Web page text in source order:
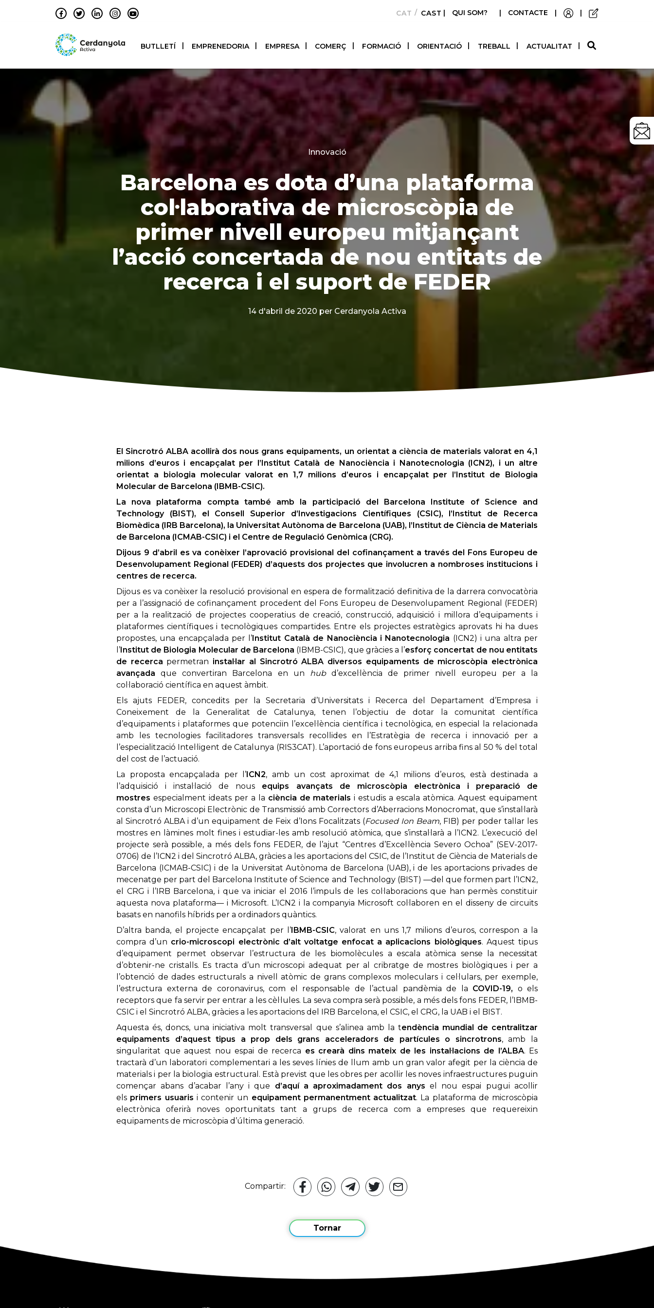
CATALÀCASTELLANO
| QUI SOM? | CONTACTE | |
BUTLLETÍ EMPRENEDORIA EMPRESA COMERÇ FORMACIÓ ORIENTACIÓ TREBALL ACTUALITAT
Categories
Innovació
Barcelona es dota d’una plataforma
col·laborativa de microscòpia de
primer nivell europeu mitjançant
l’acció concertada de nou entitats de
recerca i el suport de FEDER
14 d'abril de 2020 per Cerdanyola Activa
El Sincrotró ALBA acollirà dos nous grans equipaments, un orientat a ciència de materials valorat en 4,1
milions d’euros i encapçalat per l’Institut Català de Nanociència i Nanotecnologia (ICN2), i un altre
orientat a biologia molecular valorat en 1,7 milions d’euros i encapçalat per l’Institut de Biologia
Molecular de Barcelona (IBMB-CSIC).
La nova plataforma compta també amb la participació del Barcelona Institute of Science and
Technology (BIST), el Consell Superior d’Investigacions Científiques (CSIC), l’Institut de Recerca
Biomèdica (IRB Barcelona), la Universitat Autònoma de Barcelona (UAB), l’Institut de Ciència de Materials
de Barcelona (ICMAB-CSIC) i el Centre de Regulació Genòmica (CRG).
Dijous 9 d’abril es va conèixer l’aprovació provisional del cofinançament a través del Fons Europeu de
Desenvolupament Regional (FEDER) d’aquests dos projectes que involucren a nombroses institucions i
centres de recerca.
Dijous es va conèixer la resolució provisional en espera de formalització definitiva de la darrera convocatòria
per a l’assignació de cofinançament procedent del Fons Europeu de Desenvolupament Regional (FEDER)
per a la realització de projectes cooperatius de creació, construcció, adquisició i millora d’equipaments i
plataformes científiques i tecnològiques compartides. Entre els projectes estratègics aprovats hi ha dues
propostes, una encapçalada per l’Institut Català de Nanociència i Nanotecnologia (ICN2) i una altra per
l’Institut de Biologia Molecular de Barcelona (IBMB-CSIC), que gràcies a l’esforç concertat de nou entitats
de recerca permetran instal·lar al Sincrotró ALBA diversos equipaments de microscòpia electrònica
avançada que convertiran Barcelona en un hubd’excel·lència de primer nivell europeu per a la
col·laboració científica en aquest àmbit.
Els ajuts FEDER, concedits per la Secretaria d’Universitats i Recerca del Departament d’Empresa i
Coneixement de la Generalitat de Catalunya, tenen l’objectiu de dotar la comunitat científica
d’equipaments i plataformes que potenciïn l’excel·lència científica i tecnològica, en especial la relacionada
amb les tecnologies facilitadores transversals recollides en l’Estratègia de recerca i innovació per a
l’especialització Intel·ligent de Catalunya (RIS3CAT). L’aportació de fons europeus arriba fins al 50 % del total
del cost de l’actuació.
La proposta encapçalada per l’ICN2, amb un cost aproximat de 4,1 milions d’euros, està destinada a
l’adquisició i instal·lació de nous equips avançats de microscòpia electrònica i preparació de
mostres especialment ideats per a la ciència de materials i estudis a escala atòmica. Aquest equipament
consta d’un Microscopi Electrònic de Transmissió amb Correctors d’Aberracions Monocromat, que s’instal·larà
al Sincrotró ALBA i d’un equipament de Feix d’Ions Focalitzats (Focused Ion Beam, FIB) per poder tallar les
mostres en làmines molt fines i estudiar-les amb resolució atòmica, que s’instal·larà a l’ICN2. L’execució del
projecte serà possible, a més dels fons FEDER, de l’ajut “Centres d’Excel·lència Severo Ochoa” (SEV-2017-
0706) de l’ICN2 i del Sincrotró ALBA, gràcies a les aportacions del CSIC, de l’Institut de Ciència de Materials de
Barcelona (ICMAB-CSIC) i de la Universitat Autònoma de Barcelona (UAB), i de les aportacions privades de
mecenatge per part del Barcelona Institute of Science and Technology (BIST) —del que formen part l’ICN2,
el CRG i l’IRB Barcelona, i que va iniciar el 2016 l’impuls de les col·laboracions que han permès constituir
aquesta nova plataforma— i Microsoft. L’ICN2 i la companyia Microsoft col·laboren en el disseny de circuits
basats en nanofils híbrids per a ordinadors quàntics.
D’altra banda, el projecte encapçalat per l’IBMB-CSIC, valorat en uns 1,7 milions d’euros, correspon a la
compra d’un crio-microscopi electrònic d’alt voltatge enfocat a aplicacions biològiques. Aquest tipus
d’equipament permet observar l’estructura de les biomolècules a escala atòmica sense la necessitat
d’obtenir-ne cristalls. Es tracta d’un microscopi adequat per al cribratge de mostres biològiques i per a
l’obtenció de dades estructurals a nivell atòmic de grans complexos moleculars i cel·lulars, per exemple,
l’estructura externa de coronavirus, com el responsable de l’actual pandèmia de la COVID-19, o els
receptors que fa servir per entrar a les cèl·lules. La seva compra serà possible, a més dels fons FEDER, l’IBMB-
CSIC i el Sincrotró ALBA, gràcies a les aportacions del IRB Barcelona, el CSIC, el CRG, la UAB i el BIST.
Aquesta és, doncs, una iniciativa molt transversal que s’alinea amb la tendència mundial de centralitzar
equipaments
d’aquest tipus a prop dels grans acceleradors de partícules o sincrotrons, amb la
singularitat que aquest nou espai de recerca es crearà dins mateix de les instal·lacions de l’ALBA. Es
tractarà d’un laboratori complementari a les seves línies de llum amb un gran valor afegit per la ciència de
materials i per la biologia estructural. Està previst que les obres per acollir les noves infraestructures puguin
començar abans d’acabar l’any i que d’aquí a aproximadament dos anys el nou espai pugui acollir
els primers usuaris i contenir un equipament permanentment actualitzat. La plataforma de microscòpia
electrònica oferirà noves oportunitats tant a grups de recerca com a empreses que requereixin
equipaments de microscòpia d’última generació.
Compartir:
Tornar